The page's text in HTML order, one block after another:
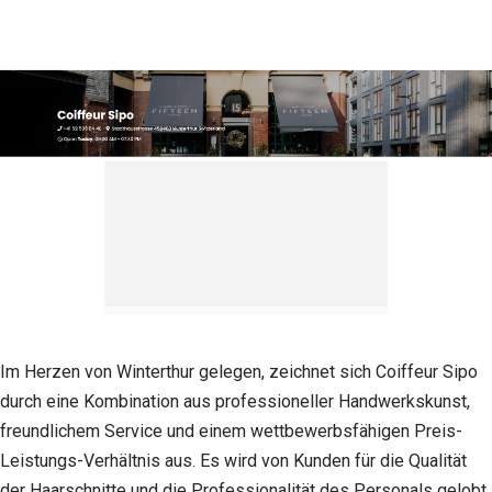
Im Herzen von Winterthur gelegen, zeichnet sich Coiffeur Sipo
durch eine Kombination aus professioneller Handwerkskunst,
freundlichem Service und einem wettbewerbsfähigen Preis-
Leistungs-Verhältnis aus. Es wird von Kunden für die Qualität
Notwendig